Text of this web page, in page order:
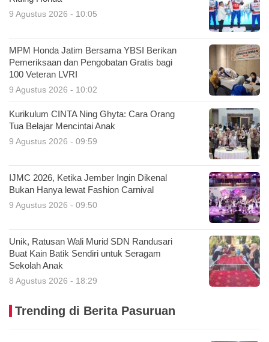
9 Agustus 2026 - 10:05
MPM Honda Jatim Bersama YBSI Berikan
Pemeriksaan dan Pengobatan Gratis bagi
100 Veteran LVRI
9 Agustus 2026 - 10:02
Kurikulum CINTA Ning Ghyta: Cara Orang
Tua Belajar Mencintai Anak
9 Agustus 2026 - 09:59
IJMC 2026, Ketika Jember Ingin Dikenal
Bukan Hanya lewat Fashion Carnival
9 Agustus 2026 - 09:50
Unik, Ratusan Wali Murid SDN Randusari
Buat Kain Batik Sendiri untuk Seragam
Sekolah Anak
8 Agustus 2026 - 18:29
Trending di Berita Pasuruan